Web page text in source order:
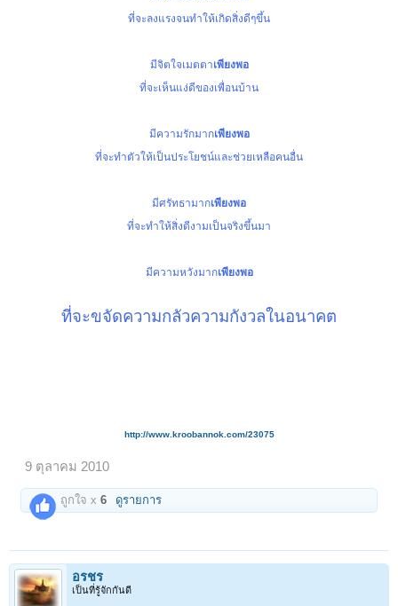
ที่จะลงแรงจนทำให้เกิดสิ่งดีๆขึ้น
มีจิตใจเมตตาเพียงพอ
ที่จะเห็นแง่ดีของเพื่อนบ้าน
มีความรักมากเพียงพอ
ที่จะทำตัวให้เป็นประโยชน์และช่วยเหลือคนอื่น
มีศรัทธามากเพียงพอ
ที่จะทำให้สิ่งดีงามเป็นจริงขึ้นมา
มีความหวังมากเพียงพอ
ที่จะขจัดความกลัวความกังวลในอนาคต
http://www.kroobannok.com/23075
9 ตุลาคม 2010
ถูกใจ x6 ดูรายการ
อรชร
เป็นที่รู้จักกันดี